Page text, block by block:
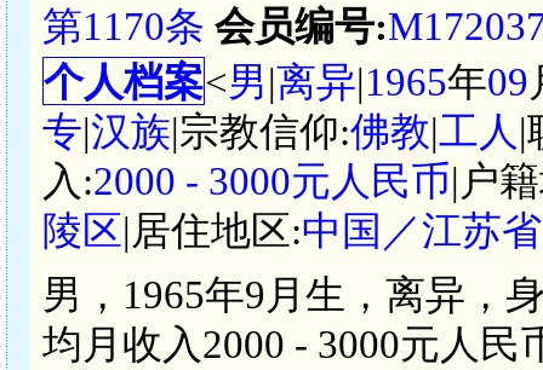
第1170条 会员编号:
个人档案<男|离异|1965年09
专|汉族|宗教信仰:佛教|工人 |
入:2000 - 3000元人民币|户
陵区|居住地区:中国／江苏
男，1965年9月生，离异，
均月收入2000 - 3000元人